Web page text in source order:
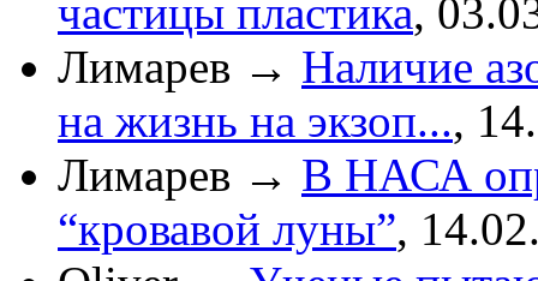
частицы пластика,
Лимарев → Наличие
на жизнь на экзоп...,
Лимарев → В НАСА
“кровавой луны”,